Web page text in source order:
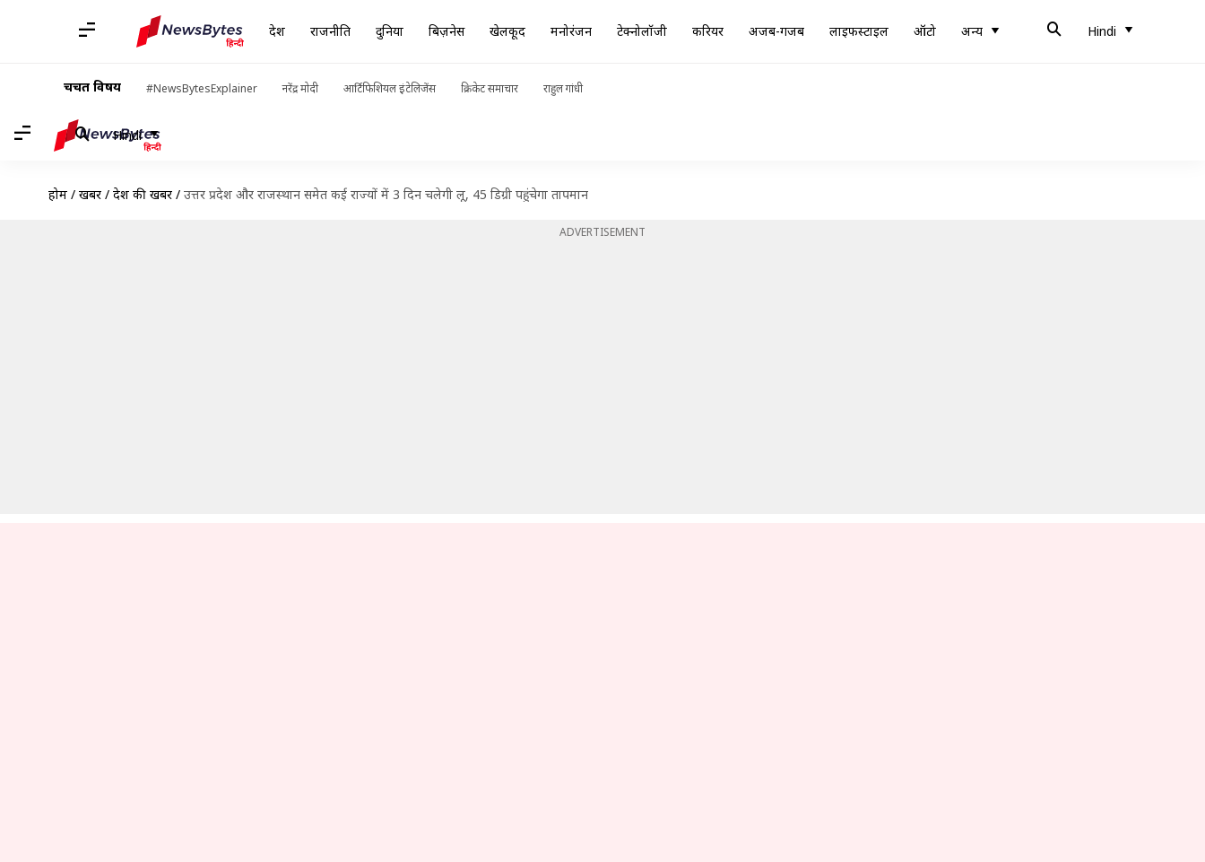
देश राजनीति दुनिया बिज़नेस खेलकूद मनोरंजन टेक्नोलॉजी करियर अजब-गजब लाइफस्टाइल ऑटो अन्य Hindi
चर्चित विषय #NewsBytesExplainer नरेंद्र मोदी आर्टिफिशियल इंटेलिजेंस क्रिकेट समाचार राहुल गांधी
Hindi
होम / खबरें / देश की खबरें / उत्तर प्रदेश और राजस्थान समेत कई राज्यों में 3 दिन चलेगी लू, 45 डिग्री पहुंचेगा तापमान
ADVERTISEMENT